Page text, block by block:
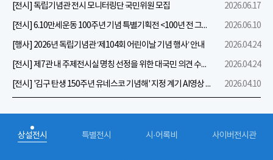
[전시] 독립기념관 전시 모니터링단 국민위원 모집
2026.06.17
[전시] 6.10만세운동 100주년 기념 특별기획전 <100년 전 그날을 보다: 6.10만세운동>
2026.06.10
[행사] 2026년 독립기념관 ‘제104회 어린이날 기념 행사’ 안내
2026.04.24
[전시] 제7관 내 주제전시실 명칭 선정을 위한 대국민 의견 수렴 실시
2026.04.24
[전시] '김구 탄생 150주년 유네스코 기념해' 지정 계기 AI영상 국민공모 개최 안내
2026.04.10
상설전시 특별전시 시·어록비 사이버전시관